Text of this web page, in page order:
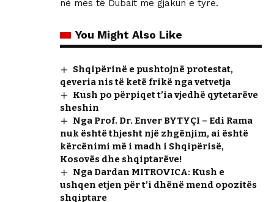
në mes të Dubait me gjakun e tyre.
You Might Also Like
Shqipërinë e pushtojnë protestat,
qeveria nis të ketë frikë nga vetvetja
Kush po përpiqet t’ia vjedhë qytetarëve
sheshin
Nga Prof. Dr. Enver BYTYÇI – Edi Rama
nuk është thjesht një zhgënjim, ai është
kërcënimi më i madh i Shqipërisë,
Kosovës dhe shqiptarëve!
Nga Dardan MITROVICA: Kush e
ushqen etjen për t’i dhënë mend opozitës
shqiptare